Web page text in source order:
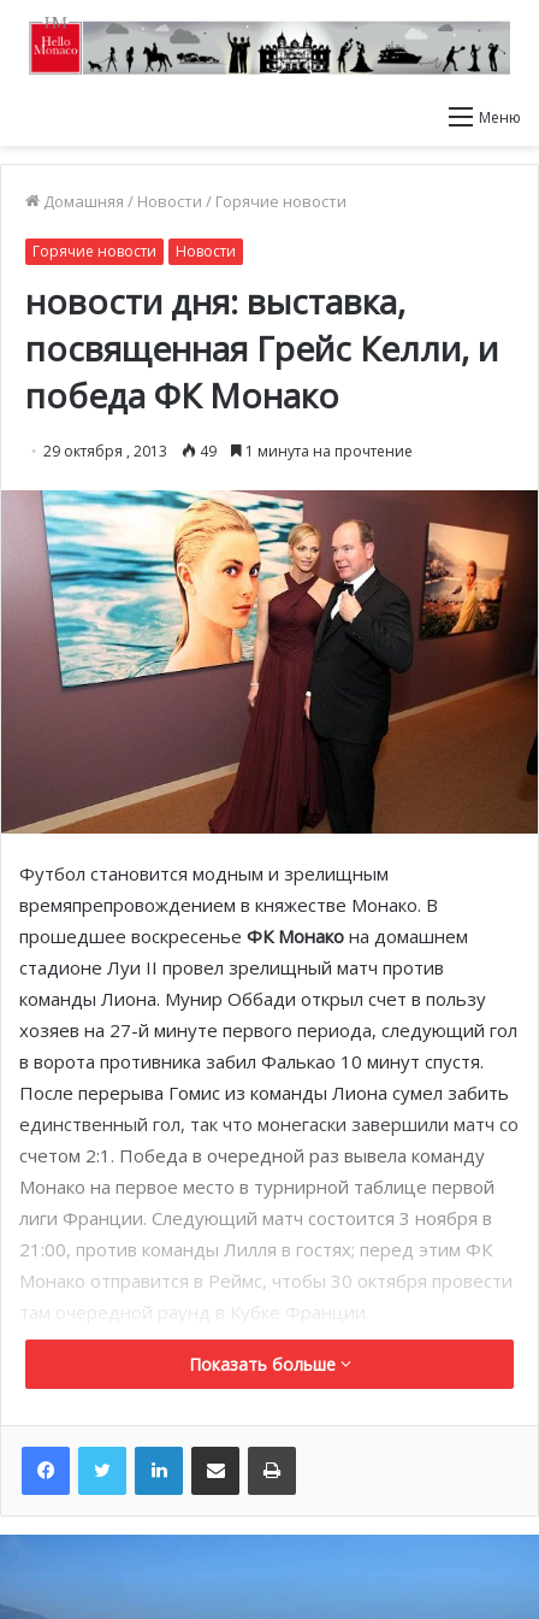
Меню
Домашняя / Новости / Горячие новости
Горячие новости Новости
новости дня: выставка,
посвященная Грейс Келли, и
победа ФК Монако
29 октября , 2013 49 1 минута на прочтение
Футбол становится модным и зрелищным
времяпрепровождением в княжестве Монако. В
прошедшее воскресенье ФК Монако на домашнем
стадионе Луи II провел зрелищный матч против
команды Лиона. Мунир Оббади открыл счет в пользу
хозяев на 27-й минуте первого периода, следующий гол
в ворота противника забил Фалькао 10 минут спустя.
После перерыва Гомис из команды Лиона сумел забить
единственный гол, так что монегаски завершили матч со
счетом 2:1. Победа в очередной раз вывела команду
Монако на первое место в турнирной таблице первой
лиги Франции. Следующий матч состоится 3 ноября в
21:00, против команды Лилля в гостях; перед этим ФК
Монако отправится в Реймс, чтобы 30 октября провести
там очередной раунд в Кубке Франции.
Выставка, посвященнаяжизни и стилю принцессы Грейс
открылась в прошедшие выходные в Филадельфии —
открытии экспозиции: «Элегантная, в бордовом платье в
пол, белокурые локоны собраны в шикарный шиньон,
принцесса Монако Шарлин выглядела королевской
Показать больше
LinkedInПоделиться по электронной почте Распечатать